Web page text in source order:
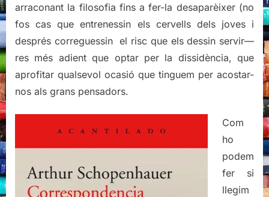
arraconant la filosofia fins a fer-la desaparèixer (no
fos cas que entrenessin els cervells dels joves i
després correguessin el risc que els dessin servir—
res més adient que optar per la dissidència, que
aprofitar qualsevol ocasió que tinguem per acostar-
nos als grans pensadors.
Com
ho
podem
fer si
llegim